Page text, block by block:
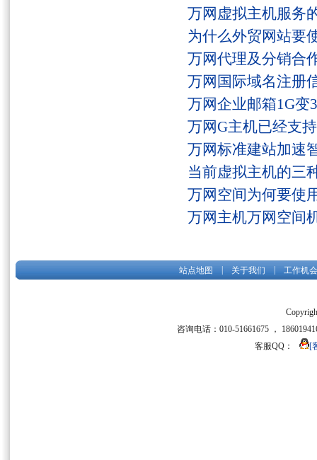
万网虚拟主机服务
为什么外贸网站要
万网代理及分销合
万网国际域名注册
万网企业邮箱1G变
万网G主机已经支
万网标准建站加速
当前虚拟主机的三
万网空间为何要使
万网主机万网空间
站点地图 关于我们 工作机会
咨询电话：010-51661675 ，
客服QQ：
[